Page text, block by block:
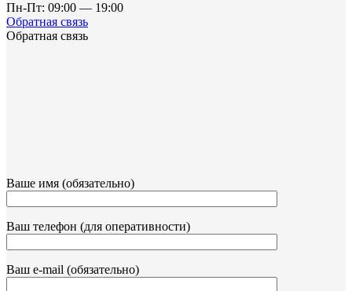
Пн-Пт: 09:00 — 19:00
Обратная связь
Обратная связь
Ваше имя (обязательно)
Ваш телефон (для оперативности)
Ваш e-mail (обязательно)